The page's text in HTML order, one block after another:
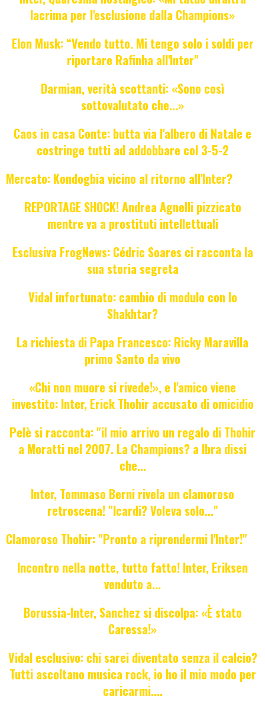
lacrima per l'esclusione dalla Champions»
Elon Musk: “Vendo tutto. Mi tengo solo i soldi per
riportare Rafinha all'Inter"
Darmian, verità scottanti: «Sono così
sottovalutato che...»
Caos in casa Conte: butta via l'albero di Natale e
costringe tutti ad addobbare col 3-5-2
Mercato: Kondogbia vicino al ritorno all'Inter?
REPORTAGE SHOCK! Andrea Agnelli pizzicato
mentre va a prostituti intellettuali
Esclusiva FrogNews: Cédric Soares ci racconta la
sua storia segreta
Vidal infortunato: cambio di modulo con lo
Shakhtar?
La richiesta di Papa Francesco: Ricky Maravilla
primo Santo da vivo
«Chi non muore si rivede!», e l'amico viene
investito: Inter, Erick Thohir accusato di omicidio
Pelè si racconta: "il mio arrivo un regalo di Thohir
a Moratti nel 2007. La Champions? a Ibra dissi
che...
Inter, Tommaso Berni rivela un clamoroso
retroscena! "Icardi? Voleva solo..."
Clamoroso Thohir: "Pronto a riprendermi l'Inter!"
Incontro nella notte, tutto fatto! Inter, Eriksen
venduto a...
Borussia-Inter, Sanchez si discolpa: «È stato
Caressa!»
Vidal esclusivo: chi sarei diventato senza il calcio?
Tutti ascoltano musica rock, io ho il mio modo per
caricarmi....